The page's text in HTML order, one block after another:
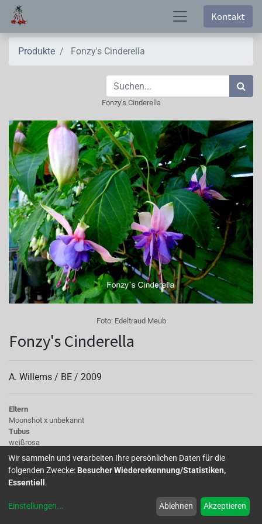
Kontakt
Produkte Fonzy's Cinderella
Fonzy's Cinderella
Foto: Edeltraud Meub
Fonzy's Cinderella
A. Willems / BE / 2009
Eltern
Moonshot x unbekannt
Tubus
weißrosa
Sepalen
weißrosa mit grünen Spitzen
Korolle/Petalen
violettrosa zur Basis hin rosa
gefüllt
Wir sammeln und verarbeiten Ihre persönlichen Daten für die
folgenden Zwecke: Besucher Wiedererkennung/Statistiken,
Essentiell .
Einstellungen... Ablehnen Akzeptieren